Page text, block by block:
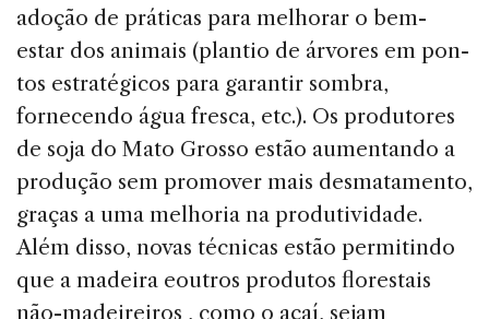
adoção de práticas para melho­rar o bem-
estar dos animais (plantio de árvores em pon­
tos estratégicos para garantir sombra,
fornecendo água fresca, etc.). Os produtores
de soja do Mato Grosso es­tão aumentando a
produção sem promover mais desma­tamento,
graças a uma melhoria na produtividade.
Além disso, novas técnicas estão permitindo
que a madeira eoutros produtos florestais
não-madeireiros , como o açaí, sejam